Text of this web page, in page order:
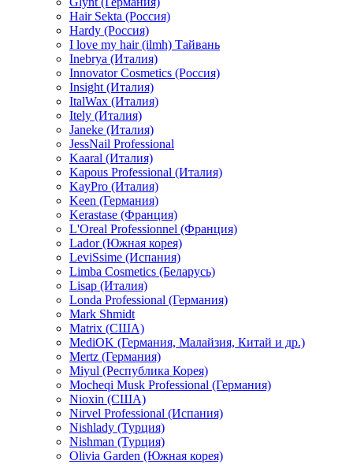
Hair Sekta (Россия)
Hardy (Россия)
I love my hair (ilmh) Тайвань
Inebrya (Италия)
Innovator Cosmetics (Россия)
Insight (Италия)
ItalWax (Италия)
Itely (Италия)
Janeke (Италия)
JessNail Professional
Kaaral (Италия)
Kapous Professional (Италия)
KayPro (Италия)
Keen (Германия)
Kerastase (Франция)
L'Oreal Professionnel (Франция)
Lador (Южная корея)
LeviSsime (Испания)
Limba Cosmetics (Беларусь)
Lisap (Италия)
Londa Professional (Германия)
Mark Shmidt
Matrix (США)
MediOK (Германия, Малайзия, Китай и др.)
Mertz (Германия)
Miyul (Республика Корея)
Mocheqi Musk Professional (Германия)
Nioxin (США)
Nirvel Professional (Испания)
Nishlady (Турция)
Nishman (Турция)
Olivia Garden (Южная корея)